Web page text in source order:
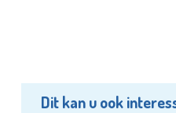
Dit kan u ook